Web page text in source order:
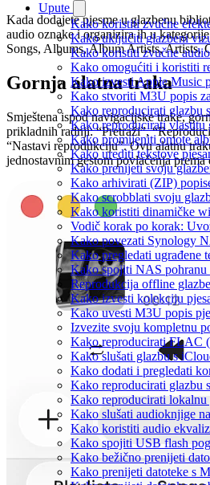
Upute
Kako koristiti zvučne
Kako uključiti glazbeni
Kako koristiti zvučne
Kako omogućiti i koristiti
Kako izvesti Apple Music
Kako stvoriti M3U popis
Kako reproducirati
Kako reproducirati vlastitu
Kako promijeniti omote
Kako urediti tekstove
Kako prenijeti svoju
Kako arhivirati (ZIP)
Kako scrobblati svoju
Kako koristiti dinamičke
Vodič korak po korak:
Kako povezati Synology
Kako pregledati ugrađene
Kako spojiti NAS pohranu
Reprodukcija offline
Kako izvesti kolekciju
Kako uvesti M3U popis
Izvezite svoju kompletnu
Kako reproducirati FLAC
Kako slušati glazbu s
Kako dodati i pregledati
Kako reproducirati glazbu
Kako reproducirati lokalnu
Kako slušati audioknjige
Kako koristiti audio
Kako spojiti USB flash
Kako bežično prenijeti
Kako prenijeti datoteke s
Kada dodajete pjesme u glazbenu
audio oznake i organizira ih u
Songs, Albums, Album Artists, Artists,
Gornja alatna traka
Smještena ispod navigacijske trake,
prikladnih radnji: “Pretraži”,
“Nastavi reprodukciju”. Ovu alatnu
jednostavnim gestom povlačenja prema